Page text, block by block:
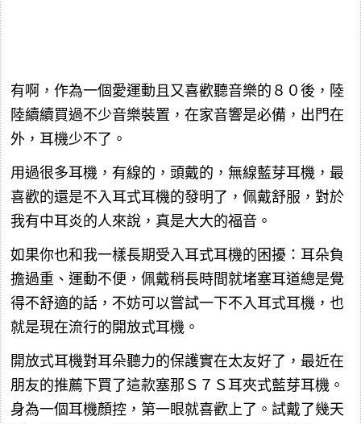
有啊，作為一個愛運動且又喜歡聽音樂的８０後，陸
陸續續買過不少音樂裝置，在家音響是必備，出門在
外，耳機少不了。
用過很多耳機，有線的，頭戴的，無線藍芽耳機，最
喜歡的還是不入耳式耳機的發明了，佩戴舒服，對於
我有中耳炎的人來說，真是大大的福音。
如果你也和我一樣長期受入耳式耳機的困擾：耳朵負
擔過重、運動不便，佩戴稍長時間就堵塞耳道總是覺
得不舒適的話，不妨可以嘗試一下不入耳式耳機，也
就是現在流行的開放式耳機。
開放式耳機對耳朵聽力的保護實在太友好了，最近在
朋友的推薦下買了這款塞那Ｓ７Ｓ耳夾式藍芽耳機。
身為一個耳機顏控，第一眼就喜歡上了。試戴了幾天